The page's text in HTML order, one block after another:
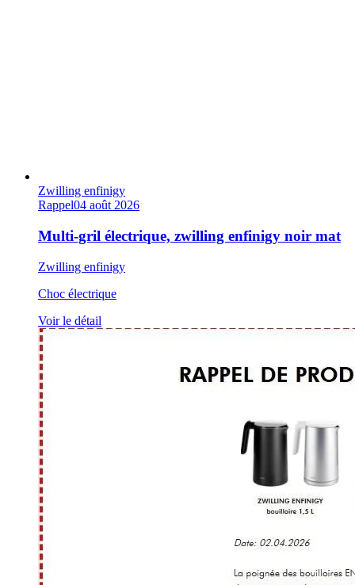
Zwilling enfinigy
Rappel04 août 2026
Multi-gril électrique, zwilling enfinigy noir mat
Zwilling enfinigy
Choc électrique
Voir le détail